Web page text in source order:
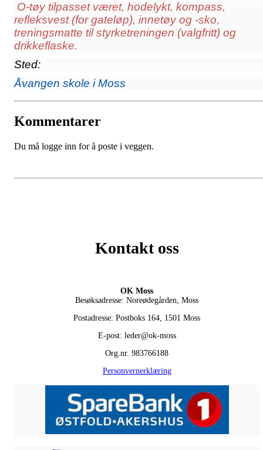
O-tøy tilpasset været, hodelykt, kompass,
refleksvest (for gateløp), innetøy og -sko,
treningsmatte til styrketreningen (valgfritt) og
drikkeflaske.
Sted:
Åvangen skole i Moss
Kommentarer
Du må logge inn for å poste i veggen.
Kontakt oss
OK Moss
Besøksadresse: Noreødegården, Moss
Postadresse: Postboks 164, 1501 Moss
E-post: leder@ok-moss
Org.nr. 983766188
Personvernerklæring